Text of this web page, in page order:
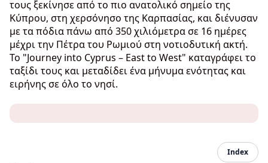
τους ξεκίνησε από το πιο ανατολικό σημείο της
Κύπρου, στη χερσόνησο της Καρπασίας, και διένυσαν
με τα πόδια πάνω από 350 χιλιόμετρα σε 16 ημέρες
μέχρι την Πέτρα του Ρωμιού στη νοτιοδυτική ακτή.
Το "Journey into Cyprus – East to West" καταγράφει το
ταξίδι τους και μεταδίδει ένα μήνυμα ενότητας και
ειρήνης σε όλο το νησί.
Index